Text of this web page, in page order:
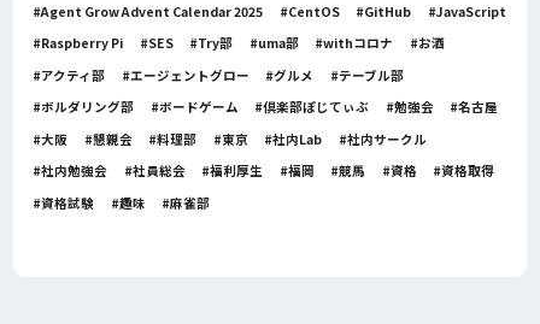
Agent Grow Advent Calendar 2025
CentOS GitHub
JavaScript
Raspberry Pi
SES Try部 uma部 withコロナ
お酒
アクティ部
エージェントグロー グルメ
テーブル部
ボルダリング部
ボードゲーム 倶楽部ぽじてぃぶ 勉強会
名古屋
大阪
懇親会 料理部 東京 社内Lab
社内サークル
社内勉強会
社員総会 福利厚生 福岡 競馬 資格
資格取得
資格試験
趣味 麻雀部